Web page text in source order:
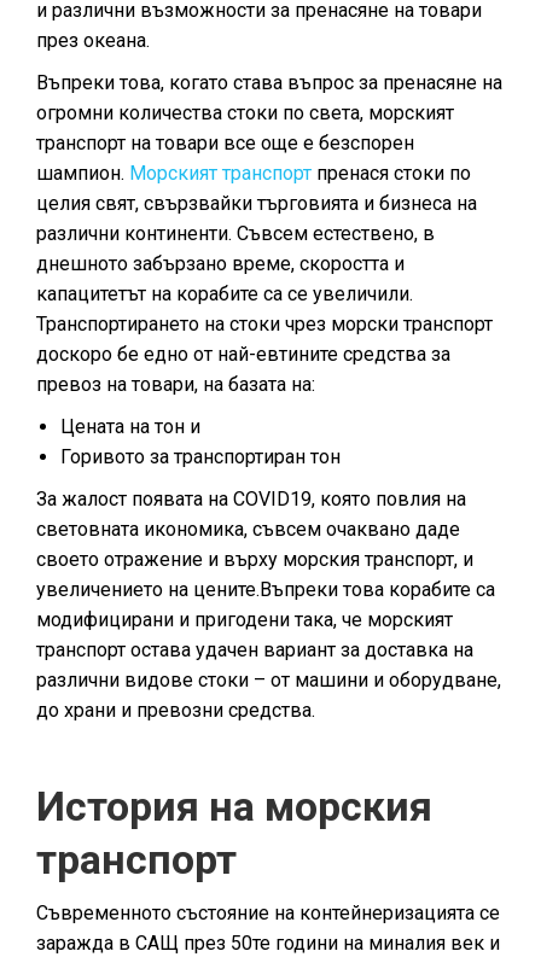
и различни възможности за пренасяне на товари
през океана.
Въпреки това, когато става въпрос за пренасяне на
огромни количества стоки по света, морският
транспорт на товари все още е безспорен
шампион. Морският транспорт пренася стоки по
целия свят, свързвайки търговията и бизнеса на
различни континенти. Съвсем естествено, в
днешното забързано време, скоростта и
капацитетът на корабите са се увеличили.
Транспортирането на стоки чрез морски транспорт
доскоро бе едно от най-евтините средства за
превоз на товари, на базата на:
Цената на тон и
Горивото за транспортиран тон
За жалост появата на COVID19, която повлия на
световната икономика, съвсем очаквано даде
своето отражение и върху морския транспорт, и
увеличението на цените.Въпреки това корабите са
модифицирани и пригодени така, че морският
транспорт остава удачен вариант за доставка на
различни видове стоки – от машини и оборудване,
до храни и превозни средства.
История на морския
транспорт
Съвременното състояние на контейнеризацията се
заражда в САЩ през 50те години на миналия век и